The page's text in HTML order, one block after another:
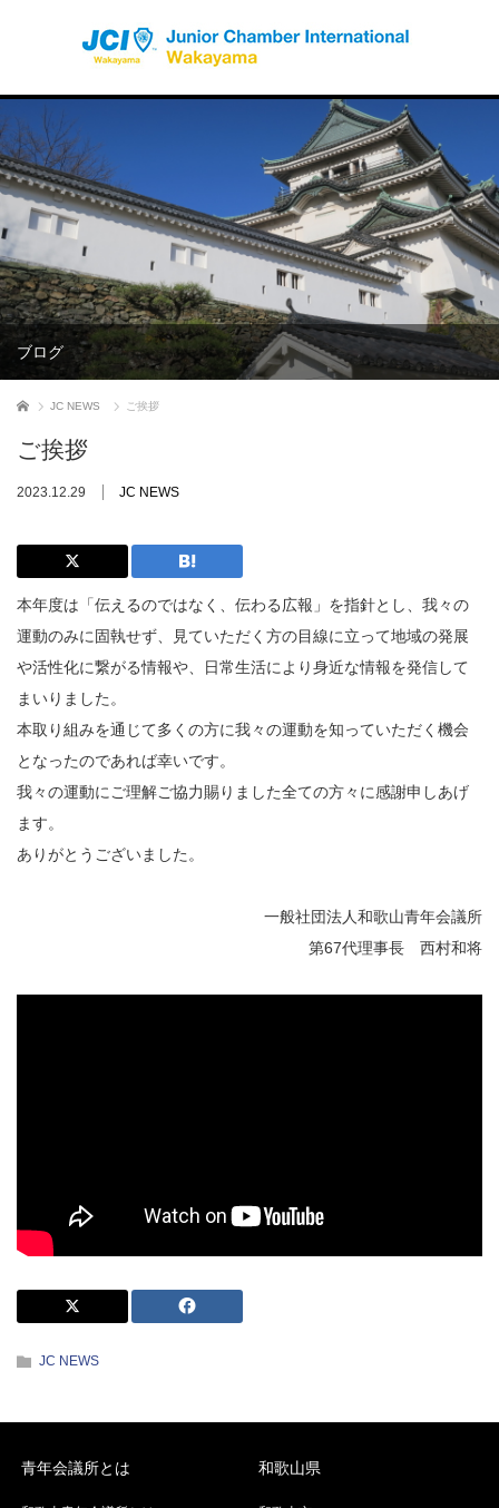
ブログ
ホーム JC NEWS ご挨拶
ご挨拶
2023.12.29 JC NEWS
本年度は「伝えるのではなく、伝わる広報」を指針とし、我々の
運動のみに固執せず、見ていただく方の目線に立って地域の発展
や活性化に繋がる情報や、日常生活により身近な情報を発信して
まいりました。
本取り組みを通じて多くの方に我々の運動を知っていただく機会
となったのであれば幸いです。
我々の運動にご理解ご協力賜りました全ての方々に感謝申しあげ
ます。
ありがとうございました。
一般社団法人和歌山青年会議所
第67代理事長 西村和将
JC NEWS
青年会議所とは 和歌山県